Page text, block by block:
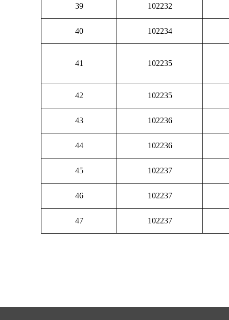
39 102232
40 102234
41 102235
42 102235
43 102236
44 102236
45 102237
46 102237
47 102237